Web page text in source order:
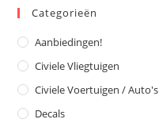
Categorieën
Aanbiedingen!
Civiele Vliegtuigen
Civiele Voertuigen / Auto's
Decals